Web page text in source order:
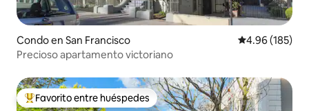
Condo en San Francisco Calificación
4.96 (185)
Precioso apartamento victoriano
Favorito entre huéspedes preferido
Favorito entre huéspedes